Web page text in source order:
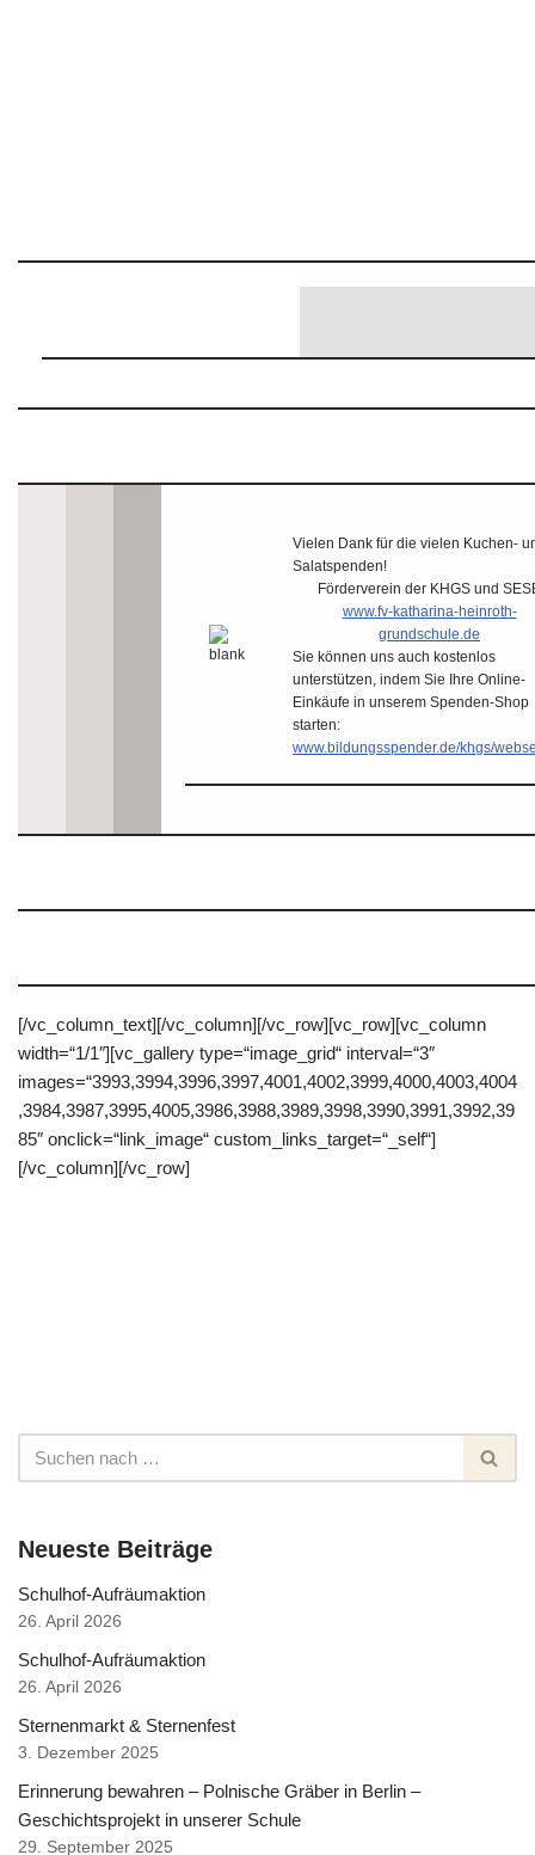
Vielen Dank für die vielen Kuchen-
Salatspenden!
Förderverein der KHGS und
www.fv-katharina-heinroth-
grundschule.de
Sie können uns auch kostenlos
unterstützen, indem Sie Ihre Online-
Einkäufe in unserem Spenden-Shop
starten:
www.bildungsspender.de/khgs/
[/vc_column_text][/vc_column][/vc_row][vc_row][vc_column
width=“1/1″][vc_gallery type=“image_grid“ interval=“3″
images=“3993,3994,3996,3997,4001,4002,3999,4000,4003,4004
,3984,3987,3995,4005,3986,3988,3989,3998,3990,3991,3992,39
85″ onclick=“link_image“ custom_links_target=“_self“]
[/vc_column][/vc_row]
Neueste Beiträge
Schulhof-Aufräumaktion
26. April 2026
Schulhof-Aufräumaktion
26. April 2026
Sternenmarkt & Sternenfest
3. Dezember 2025
Erinnerung bewahren – Polnische Gräber in Berlin –
Geschichtsprojekt in unserer Schule
29. September 2025